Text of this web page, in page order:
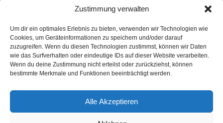
Zustimmung verwalten
Um dir ein optimales Erlebnis zu bieten, verwenden wir Technologien wie
Cookies, um Geräteinformationen zu speichern und/oder darauf
zuzugreifen. Wenn du diesen Technologien zustimmst, können wir Daten
wie das Surfverhalten oder eindeutige IDs auf dieser Website verarbeiten.
Wenn du deine Zustimmung nicht erteilst oder zurückziehst, können
bestimmte Merkmale und Funktionen beeinträchtigt werden.
Alle Akzeptieren
KFZ-Gutachter und GTÜ Prüfstelle in Berlin